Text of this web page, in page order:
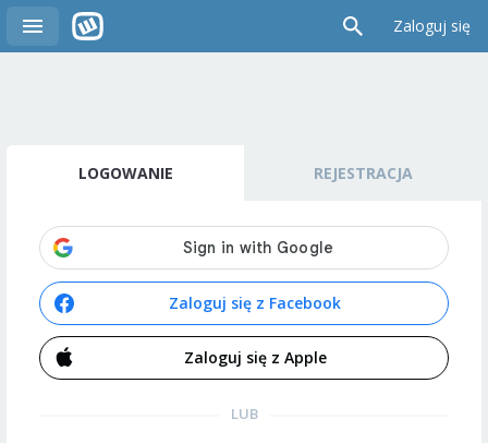
Zaloguj się
LOGOWANIE REJESTRACJA
Zaloguj się z Facebook
Zaloguj się z Apple
LUB